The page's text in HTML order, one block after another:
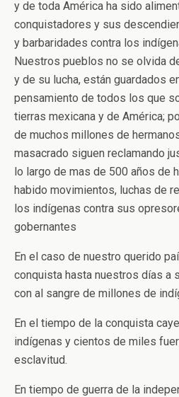
y de toda América ha sido
conquistadores y sus
y barbaridades contra los
Nuestros pueblos no se olvida
y de su lucha, están guardados
pensamiento de todos los que
tierras mexicana y de América;
de muchos millones de
masacrado siguen reclamando
lo largo de mas de 500 años de
habido movimientos, luchas de
los indígenas contra sus
gobernantes
En el caso de nuestro querido
conquista hasta nuestros días a
con al sangre de millones de
En el tiempo de la conquista
indígenas y cientos de miles
esclavitud.
En tiempo de guerra de la